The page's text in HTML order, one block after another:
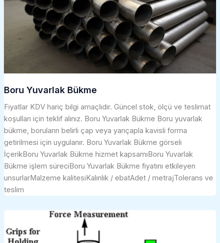
Boru Yuvarlak Bükme
Fiyatlar KDV hariç bilgi amaçlıdır. Güncel stok, ölçü ve teslimat
koşulları için teklif alınız. Boru Yuvarlak Bükme Boru yuvarlak
bükme, boruların belirli çap veya yarıçapla kavisli forma
getirilmesi için uygulanır. Boru Yuvarlak Bükme görseli
İçerikBoru Yuvarlak Bükme hizmet kapsamıBoru Yuvarlak
Bükme işlem süreciBoru Yuvarlak Bükme fiyatını etkileyen
unsurlarMalzeme kalitesiKalınlık / ebatAdet / metrajTolerans ve
teslim